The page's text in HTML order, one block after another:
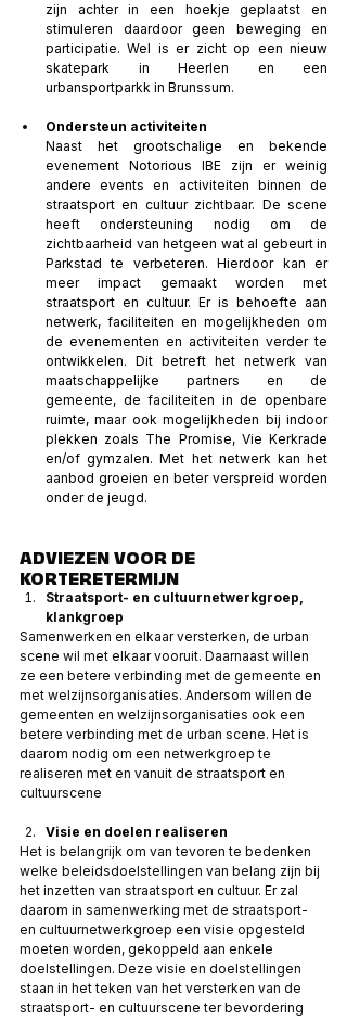
zijn achter in een hoekje geplaatst en
stimuleren daardoor geen beweging en
participatie. Wel is er zicht op een nieuw
skatepark in Heerlen en een
urbansportparkk in Brunssum.
Ondersteun activiteiten
Naast het grootschalige en bekende
evenement Notorious IBE zijn er weinig
andere events en activiteiten binnen de
straatsport en cultuur zichtbaar. De scene
heeft ondersteuning nodig om de
zichtbaarheid van hetgeen wat al gebeurt in
Parkstad te verbeteren. Hierdoor kan er
meer impact gemaakt worden met
straatsport en cultuur. Er is behoefte aan
netwerk, faciliteiten en mogelijkheden om
de evenementen en activiteiten verder te
ontwikkelen. Dit betreft het netwerk van
maatschappelijke partners en de
gemeente, de faciliteiten in de openbare
ruimte, maar ook mogelijkheden bij indoor
plekken zoals The Promise, Vie Kerkrade
en/of gymzalen. Met het netwerk kan het
aanbod groeien en beter verspreid worden
onder de jeugd.
ADVIEZEN VOOR DE
KORTERETERMIJN
Straatsport- en cultuurnetwerkgroep,
klankgroep
Samenwerken en elkaar versterken, de urban
scene wil met elkaar vooruit. Daarnaast willen
ze een betere verbinding met de gemeente en
met welzijnsorganisaties. Andersom willen de
gemeenten en welzijnsorganisaties ook een
betere verbinding met de urban scene. Het is
daarom nodig om een netwerkgroep te
realiseren met en vanuit de straatsport en
cultuurscene
Visie en doelen realiseren
Het is belangrijk om van tevoren te bedenken
welke beleidsdoelstellingen van belang zijn bij
het inzetten van straatsport en cultuur. Er zal
daarom in samenwerking met de straatsport-
en cultuurnetwerkgroep een visie opgesteld
moeten worden, gekoppeld aan enkele
doelstellingen. Deze visie en doelstellingen
staan in het teken van het versterken van de
straatsport- en cultuurscene ter bevordering